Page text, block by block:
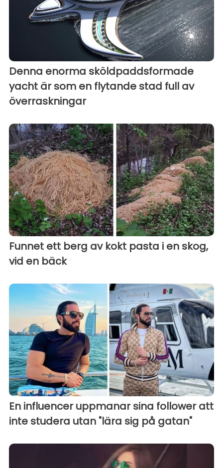
Denna enorma sköldpaddsformade
yacht är som en flytande stad full av
överraskningar
Funnet ett berg av kokt pasta i en skog,
vid en bäck
En influencer uppmanar sina follower att
inte studera utan "lära sig på gatan"